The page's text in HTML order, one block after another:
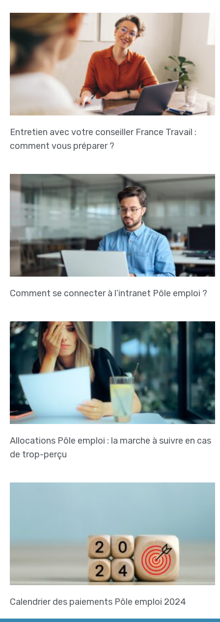
Entretien avec votre conseiller France Travail :
comment vous préparer ?
Comment se connecter à l’intranet Pôle emploi ?
Allocations Pôle emploi : la marche à suivre en cas
de trop-perçu
Calendrier des paiements Pôle emploi 2024